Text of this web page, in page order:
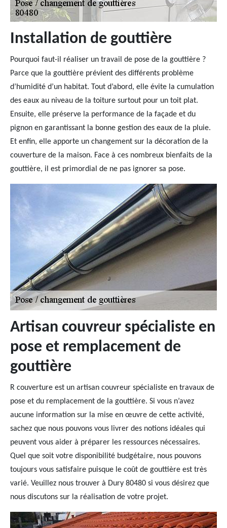
Installation de gouttière
Pourquoi faut-il réaliser un travail de pose de la gouttière ?
Parce que la gouttière prévient des différents problème
d’humidité d’un habitat. Tout d’abord, elle évite la cumulation
des eaux au niveau de la toiture surtout pour un toit plat.
Ensuite, elle préserve la performance de la façade et du
pignon en garantissant la bonne gestion des eaux de la pluie.
Et enfin, elle apporte un changement sur la décoration de la
couverture de la maison. Face à ces nombreux bienfaits de la
gouttière, il est primordial de ne pas ignorer sa pose.
Artisan couvreur spécialiste en
pose et remplacement de
gouttière
R couverture est un artisan couvreur spécialiste en travaux de
pose et du remplacement de la gouttière. Si vous n’avez
aucune information sur la mise en œuvre de cette activité,
sachez que nous pouvons vous livrer des notions idéales qui
peuvent vous aider à préparer les ressources nécessaires.
Quel que soit votre disponibilité budgétaire, nous pouvons
toujours vous satisfaire puisque le coût de gouttière est très
varié. Veuillez nous trouver à Dury 80480 si vous désirez que
nous discutons sur la réalisation de votre projet.